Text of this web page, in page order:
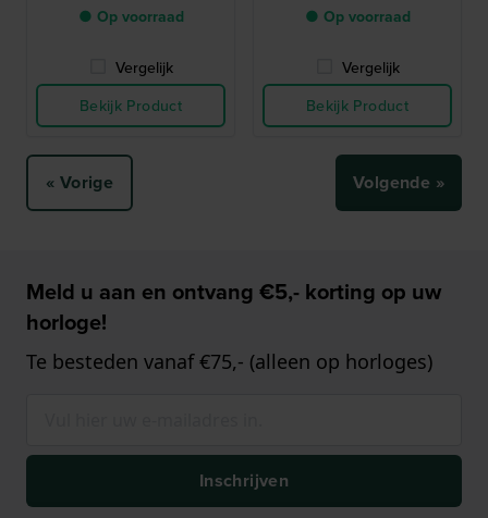
● Op voorraad
Vergelijk
Bekijk Product
● Op voorraad
Vergelijk
Bekijk Product
« Vorige Volgende »
Meld u aan en ontvang €5,- korting op uw
horloge!
Te besteden vanaf €75,- (alleen op horloges)
Inschrijven